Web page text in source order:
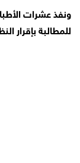
ونفذ عشرات
للمطالبة بإقرار